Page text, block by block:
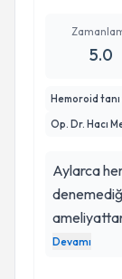
5.0
Hemoroid
Op. Dr. Hacı
Aylarca
süredir
farkında
Devamı